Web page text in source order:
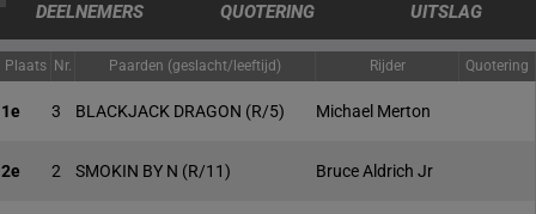
DEELNEMERS QUOTERING UITSLAG
Plaats Nr. Paarden (geslacht/leeftijd) Rijder Quotering
1e 3 BLACKJACK DRAGON (R/5) Michael Merton
2e 2 SMOKIN BY N (R/11) Bruce Aldrich Jr